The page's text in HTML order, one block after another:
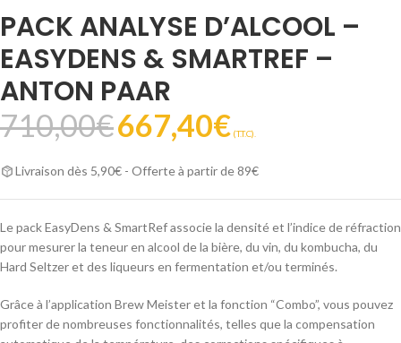
PACK ANALYSE D’ALCOOL –
EASYDENS & SMARTREF –
ANTON PAAR
710,00€667,40€ (T.T.C).
Livraison dès 5,90€ - Offerte à partir de 89€
Le pack EasyDens & SmartRef associe la densité et l’indice de réfraction
pour mesurer la teneur en alcool de la bière, du vin, du kombucha, du
Hard Seltzer et des liqueurs en fermentation et/ou terminés.
Grâce à l’application Brew Meister et la fonction “Combo”, vous pouvez
profiter de nombreuses fonctionnalités, telles que la compensation